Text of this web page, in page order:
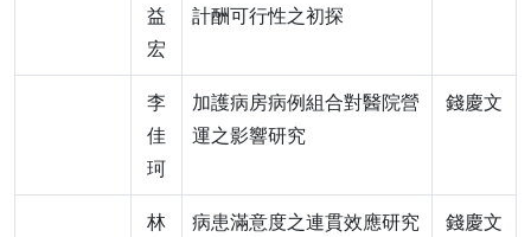
益
宏
計酬可行性之初探
李
佳
珂
加護病房病例組合對醫院營
運之影響研究
錢慶文
林
病患滿意度之連貫效應研究 錢慶文